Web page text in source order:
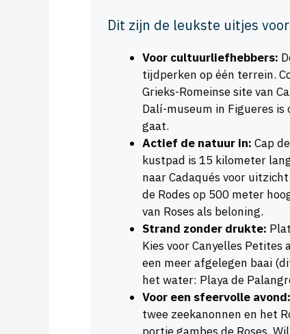
Dit zijn de leukste uitjes
Voor cultuurliefhebbers:
tijdperken op één terrein.
Grieks-Romeinse site van
Dalí-museum in Figueres
gaat.
Actief de natuur in: Cap
kustpad is 15 kilometer
naar Cadaqués voor
de Rodes op 500 meter
van Roses als beloning.
Strand zonder drukte:
Kies voor Canyelles
een meer afgelegen baai
het water: Playa de
Voor een sfeervolle avond:
twee zeekanonnen en het